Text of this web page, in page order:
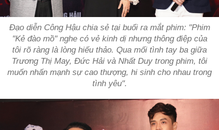
Đạo diễn Công Hậu chia sẻ tại buổi ra mắt phim: "Phim
"Kẻ đào mồ" nghe có vẻ kinh dị nhưng thông điệp của
tôi rõ ràng là lòng hiếu thảo. Qua mối tình tay ba giữa
Trương Thị May, Đức Hải và Nhất Duy trong phim, tôi
muốn nhấn mạnh sự cao thượng, hi sinh cho nhau trong
tình yêu".